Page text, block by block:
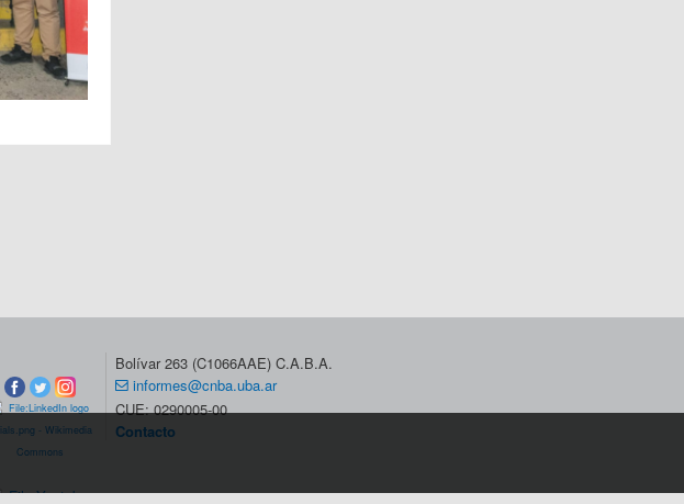
Bolívar 263 (C1066AAE) C.A.B.A.
informes@cnba.uba.ar
CUE: 0290005-00
Contacto